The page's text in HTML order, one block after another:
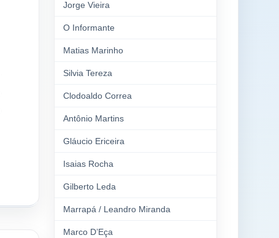
Jorge Vieira
O Informante
Matias Marinho
Silvia Tereza
Clodoaldo Correa
Antônio Martins
Gláucio Ericeira
Isaias Rocha
Gilberto Leda
Marrapá / Leandro Miranda
Marco D’Eça